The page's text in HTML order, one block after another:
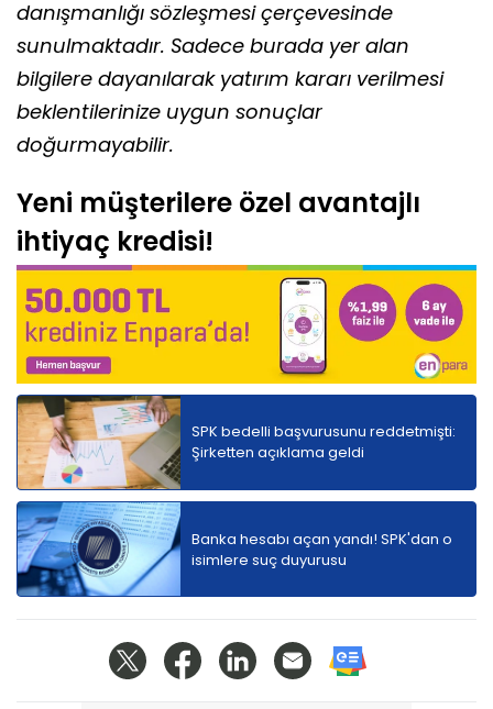
danışmanlığı sözleşmesi çerçevesinde
sunulmaktadır. Sadece burada yer alan
bilgilere dayanılarak yatırım kararı verilmesi
beklentilerinize uygun sonuçlar
doğurmayabilir.
Yeni müşterilere özel avantajlı
ihtiyaç kredisi!
SPK bedelli başvurusunu reddetmişti:
Şirketten açıklama geldi
Banka hesabı açan yandı! SPK'dan o
isimlere suç duyurusu